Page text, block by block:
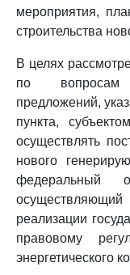
мероприятия,
строительства
В целях
по вопросам
предложений,
пункта,
осуществлять
нового
федеральный
реализации
правовому
энергетического